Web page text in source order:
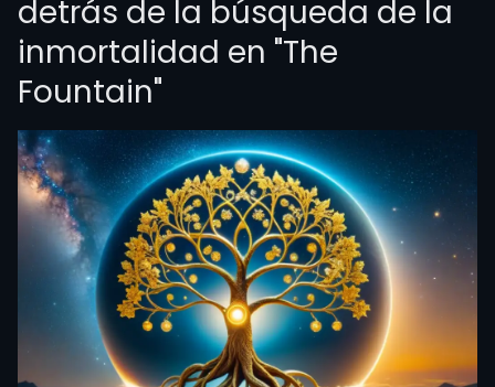
detrás de la búsqueda de la
inmortalidad en "The
Fountain"